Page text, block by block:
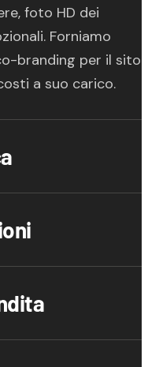
foto HD dei
Forniamo
branding per il sito
a suo carico.